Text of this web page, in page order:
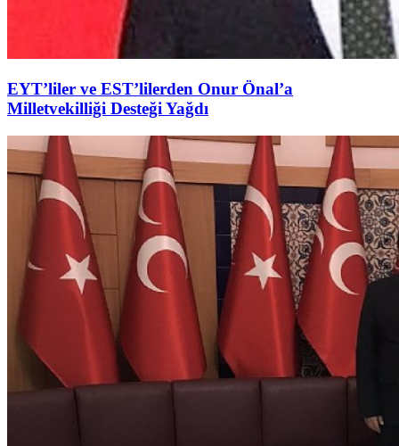
EYT’liler ve EST’lilerden Onur Önal’a
Milletvekilliği Desteği Yağdı